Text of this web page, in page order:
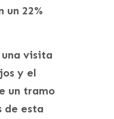
un 22%
visita
y el
un tramo
de esta